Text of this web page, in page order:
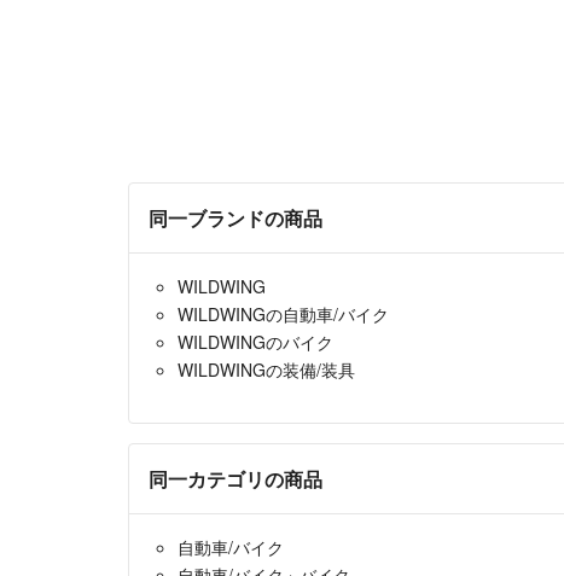
同一ブランドの商品
WILDWING
WILDWINGの自動車/バイク
WILDWINGのバイク
WILDWINGの装備/装具
同一カテゴリの商品
自動車/バイク